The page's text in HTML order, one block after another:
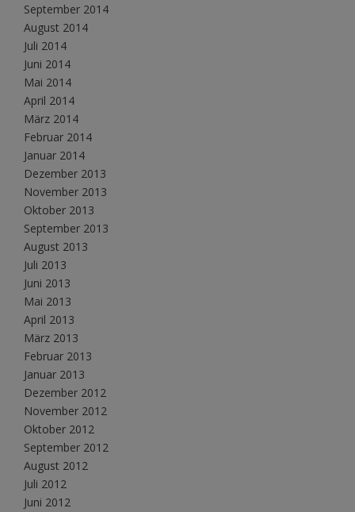
September 2014
August 2014
Juli 2014
Juni 2014
Mai 2014
April 2014
März 2014
Februar 2014
Januar 2014
Dezember 2013
November 2013
Oktober 2013
September 2013
August 2013
Juli 2013
Juni 2013
Mai 2013
April 2013
März 2013
Februar 2013
Januar 2013
Dezember 2012
November 2012
Oktober 2012
September 2012
August 2012
Juli 2012
Juni 2012